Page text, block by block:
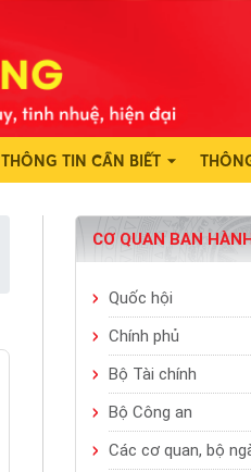
THÔNG TIN CẦN BIẾT
CƠ QUAN BAN HÀNH
Quốc hội
Chính phủ
Bộ Tài chính
Bộ Công an
Các cơ quan, bộ